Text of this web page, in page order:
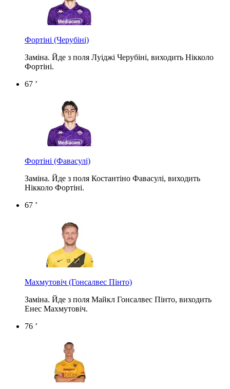
Фортіні (Черубіні)
Заміна. Йде з поля Луіджі Черубіні, виходить Нікколо
Фортіні.
67 ’
Фортіні (Фавасулі)
Заміна. Йде з поля Костантіно Фавасулі, виходить
Нікколо Фортіні.
67 ’
Махмутовіч (Гонсалвес Пінто)
Заміна. Йде з поля Майкл Гонсалвес Пінто, виходить
Енес Махмутовіч.
76 ’